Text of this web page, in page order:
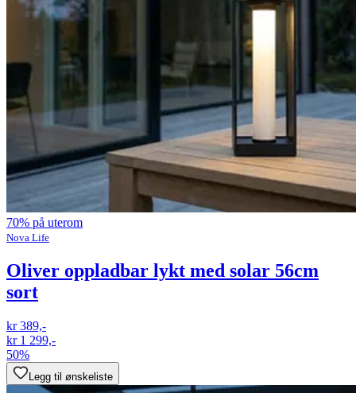
70% på uterom
Nova Life
Oliver oppladbar lykt med solar 56cm
sort
kr 389,-
kr 1 299,-
50%
Legg til ønskeliste